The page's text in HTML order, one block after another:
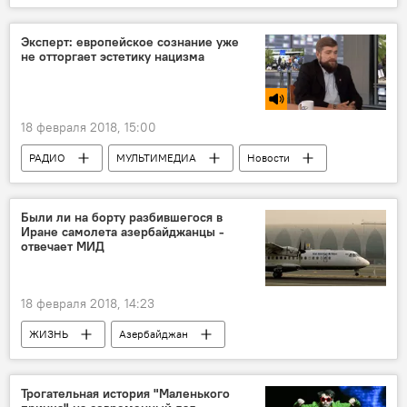
Новости мира
Эксперт: европейское сознание уже
не отторгает эстетику нацизма
18 февраля 2018, 15:00
РАДИО МУЛЬТИМЕДИА
Новости
Политика
Новости мира
Были ли на борту разбившегося в
Иране самолета азербайджанцы -
отвечает МИД
18 февраля 2018, 14:23
ЖИЗНЬ
Азербайджан
Происшествия
Новости
Иран
Трогательная история "Маленького